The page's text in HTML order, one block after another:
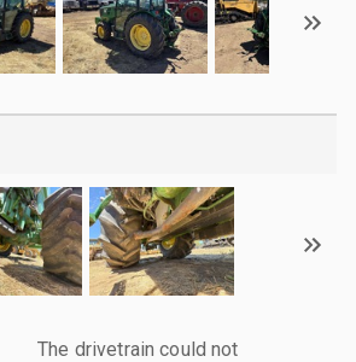
The drivetrain could not